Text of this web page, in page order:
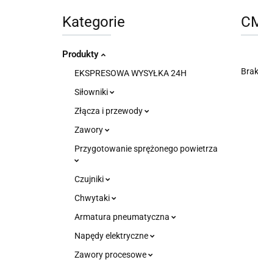
Kategorie
Produkty
EKSPRESOWA WYSYŁKA 24H
Siłowniki
Złącza i przewody
Zawory
Przygotowanie sprężonego powietrza
Czujniki
Chwytaki
Armatura pneumatyczna
Napędy elektryczne
Zawory procesowe